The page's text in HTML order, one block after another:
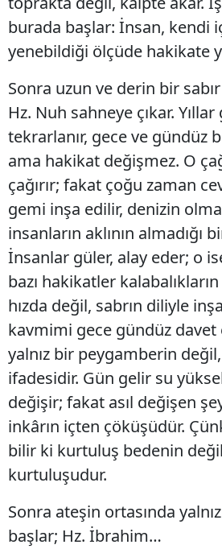
burada başlar: İnsan, kendi
yenebildiği ölçüde hakikate
Sonra uzun ve derin bir
Hz. Nuh sahneye çıkar.
tekrarlanır, gece ve gündüz
ama hakikat değişmez. O
çağırır; fakat çoğu zaman
gemi inşa edilir, denizin
insanların aklının almadığı
İnsanlar güler, alay eder; o
bazı hakikatler
hızda değil, sabrın diliyle
kavmimi gece gündüz davet
yalnız bir peygamberin
ifadesidir. Gün gelir su
değişir; fakat asıl değişen
inkârın içten çöküşüdür.
bilir ki kurtuluş bedenin
kurtuluşudur.
Sonra ateşin ortasında
başlar; Hz. İbrahim…